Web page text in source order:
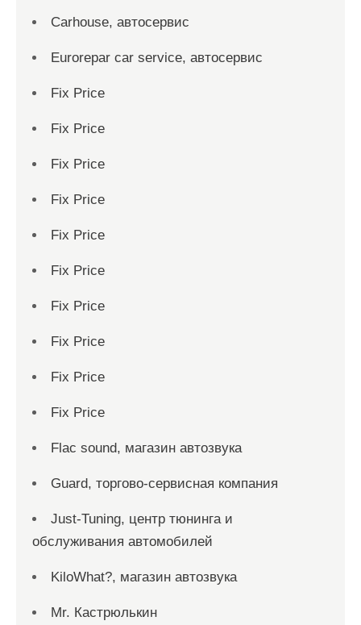
Carhouse, автосервис
Eurorepar car service, автосервис
Fix Price
Fix Price
Fix Price
Fix Price
Fix Price
Fix Price
Fix Price
Fix Price
Fix Price
Fix Price
Flac sound, магазин автозвука
Guard, торгово-сервисная компания
Just-Tuning, центр тюнинга и
обслуживания автомобилей
KiloWhat?, магазин автозвука
Mr. Кастрюлькин